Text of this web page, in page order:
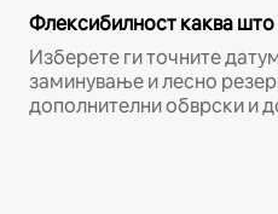
Флексибилност каква што
Изберете ги точните
заминување и лесно
дополнителни обврски и